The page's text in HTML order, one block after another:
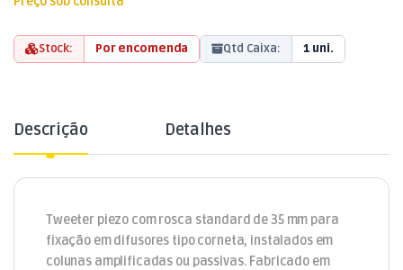
Stock: Por encomenda Qtd Caixa: 1 uni.
Descrição Detalhes
Tweeter piezo com rosca standard de 35 mm para
fixação em difusores tipo corneta, instalados em
colunas amplificadas ou passivas. Fabricado em